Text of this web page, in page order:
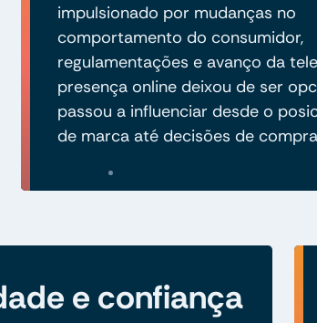
impulsionado por mudanças no
comportamento do consumidor,
regulamentações e avanço da
presença online deixou de ser
passou a influenciar desde o
de marca até decisões de
e confiança